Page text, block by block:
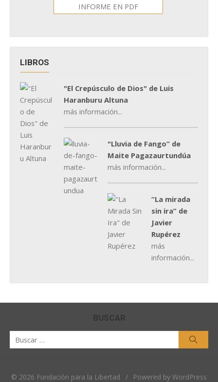
INFORME EN PDF
LIBROS
"El Crepúsculo de Dios" de Luis
Haranburu Altuna
más información...
"Lluvia de Fango” de
Maite Pagazaurtundúa
más información...
“La mirada
sin ira” de
Javier
Rupérez
más
información...
BUSCAR
© 2026 Fundación para la Libertad / Powered by WordPress